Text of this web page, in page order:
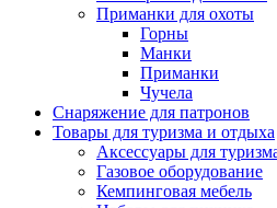
Приманки для охоты
Горны
Манки
Приманки
Чучела
Снаряжение для патронов
Товары для туризма и отдыха
Аксессуары для
Газовое оборудование
Кемпинговая мебель